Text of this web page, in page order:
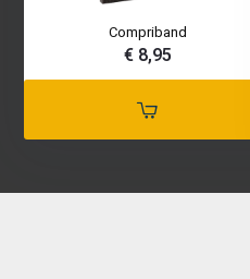
Compriband
€ 8,95